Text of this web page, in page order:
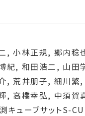
, 小林正規, 郷内稔
紀, 和田浩二, 山田
, 荒井朋子, 細川繁
, 高橋幸弘, 中須賀
キューブサットS-